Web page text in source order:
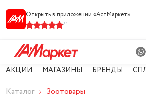
Открыть в приложении «АстМарке‪т‬»
41
АКЦИИ МАГАЗИНЫ БРЕНДЫ
Каталог Зоотовары